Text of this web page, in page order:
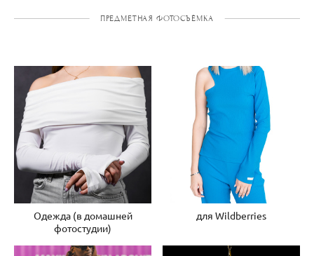
ПРЕДМЕТНАЯ ФОТОСЪЁМКА
Одежда (в домашней
фотостудии)
для Wildberries